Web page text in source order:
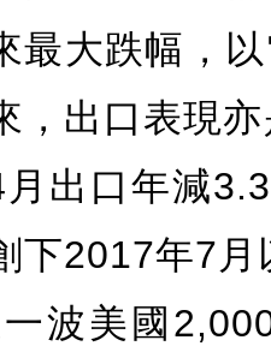
最大跌幅，
，出口表現
月出口年減3.3
下2017年7
波美國